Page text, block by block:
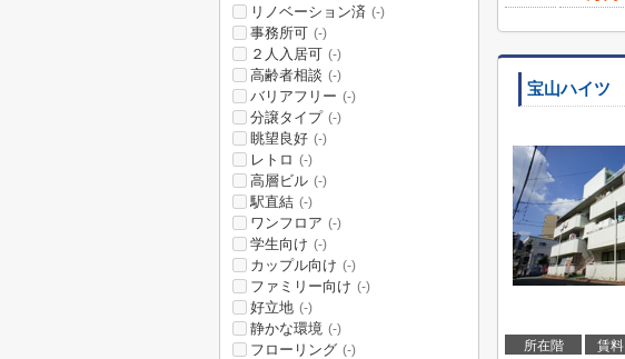
宝山ハイツ
所在階 賃料
リノベーション済 (-)
事務所可 (-)
２人入居可 (-)
高齢者相談 (-)
バリアフリー (-)
分譲タイプ (-)
眺望良好 (-)
レトロ (-)
高層ビル (-)
駅直結 (-)
ワンフロア (-)
学生向け (-)
カップル向け (-)
ファミリー向け (-)
好立地 (-)
静かな環境 (-)
フローリング (-)